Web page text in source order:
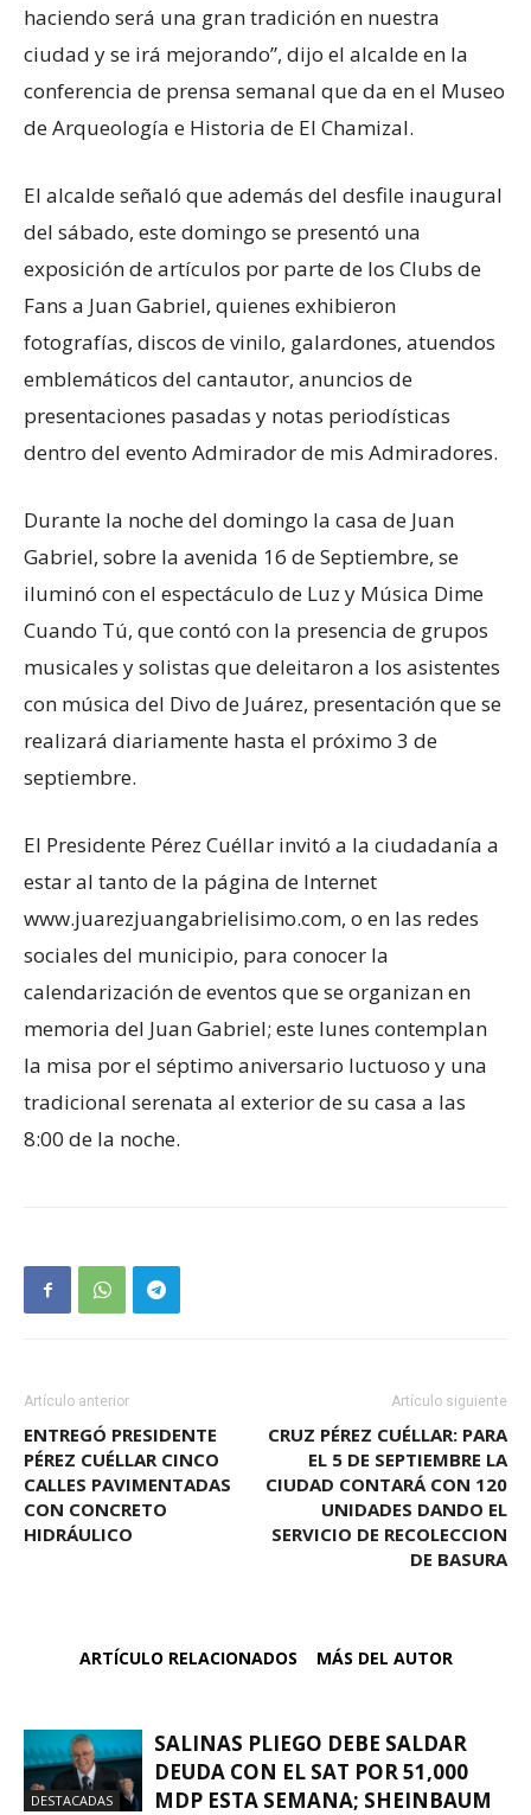
haciendo será una gran tradición en nuestra
ciudad y se irá mejorando”, dijo el alcalde en la
conferencia de prensa semanal que da en el Museo
de Arqueología e Historia de El Chamizal.
El alcalde señaló que además del desfile inaugural
del sábado, este domingo se presentó una
exposición de artículos por parte de los Clubs de
Fans a Juan Gabriel, quienes exhibieron
fotografías, discos de vinilo, galardones, atuendos
emblemáticos del cantautor, anuncios de
presentaciones pasadas y notas periodísticas
dentro del evento Admirador de mis Admiradores.
Durante la noche del domingo la casa de Juan
Gabriel, sobre la avenida 16 de Septiembre, se
iluminó con el espectáculo de Luz y Música Dime
Cuando Tú, que contó con la presencia de grupos
musicales y solistas que deleitaron a los asistentes
con música del Divo de Juárez, presentación que se
realizará diariamente hasta el próximo 3 de
septiembre.
El Presidente Pérez Cuéllar invitó a la ciudadanía a
estar al tanto de la página de Internet
www.juarezjuangabrielisimo.com, o en las redes
sociales del municipio, para conocer la
calendarización de eventos que se organizan en
memoria del Juan Gabriel; este lunes contemplan
la misa por el séptimo aniversario luctuoso y una
tradicional serenata al exterior de su casa a las
8:00 de la noche.
Artículo anterior
ENTREGÓ PRESIDENTE
PÉREZ CUÉLLAR CINCO
CALLES PAVIMENTADAS
CON CONCRETO
HIDRÁULICO
Artículo siguiente
CRUZ PÉREZ CUÉLLAR: PARA
EL 5 DE SEPTIEMBRE LA
CIUDAD CONTARÁ CON 120
UNIDADES DANDO EL
SERVICIO DE RECOLECCION
DE BASURA
ARTÍCULO RELACIONADOS MÁS DEL AUTOR
DESTACADAS
SALINAS PLIEGO DEBE SALDAR
DEUDA CON EL SAT POR 51,000
MDP ESTA SEMANA; SHEINBAUM